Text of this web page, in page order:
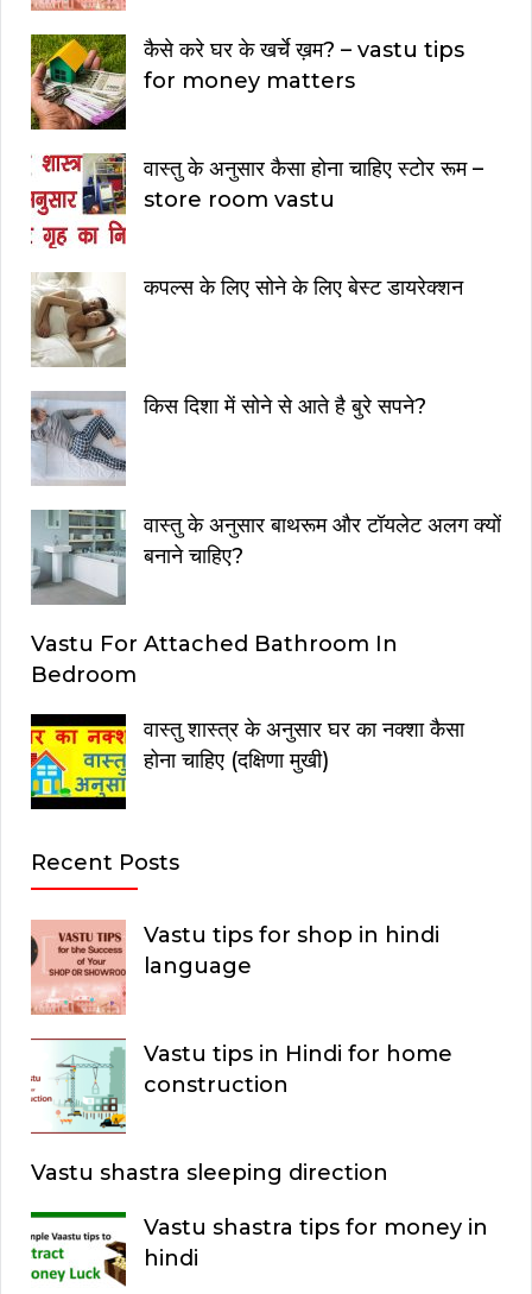
कैसे करे घर के खर्चे ख़म? – vastu tips
for money matters
वास्तु के अनुसार कैसा होना चाहिए स्टोर रूम –
store room vastu
कपल्स के लिए सोने के लिए बेस्ट डायरेक्शन
किस दिशा में सोने से आते है बुरे सपने?
वास्तु के अनुसार बाथरूम और टॉयलेट अलग क्यों
बनाने चाहिए?
Vastu For Attached Bathroom In
Bedroom
वास्तु शास्त्र के अनुसार घर का नक्शा कैसा
होना चाहिए (दक्षिणा मुखी)
Recent Posts
Vastu tips for shop in hindi
language
Vastu tips in Hindi for home
construction
Vastu shastra sleeping direction
Vastu shastra tips for money in
hindi